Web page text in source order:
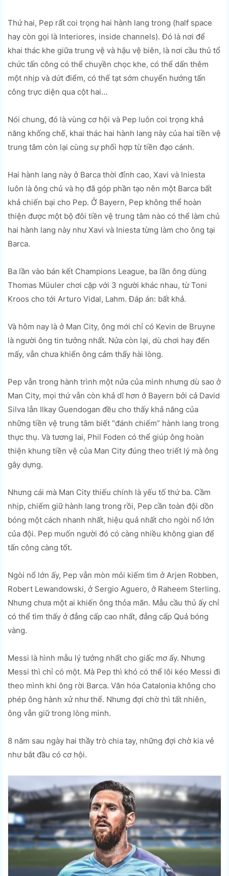
Thứ hai, Pep rất coi trọng hai hành lang trong (half space
hay còn gọi là Interiores, inside channels). Đó là nơi để
khai thác khe giữa trung vệ và hậu vệ biên, là nơi cầu thủ tổ
chức tấn công có thể chuyền chọc khe, có thể dấn thêm
một nhịp và dứt điểm, có thể tạt sớm chuyển hướng tấn
công trực diện qua cột hai…
Nói chung, đó là vùng cơ hội và Pep luôn coi trọng khả
năng khống chế, khai thác hai hành lang này của hai tiền vệ
trung tâm còn lại cùng sự phối hợp từ tiền đạo cánh.
Hai hành lang này ở Barca thời đỉnh cao, Xavi và Iniesta
luôn là ông chủ và họ đã góp phần tạo nên một Barca bất
khả chiến bại cho Pep. Ở Bayern, Pep không thể hoàn
thiện được một bộ đôi tiền vệ trung tâm nào có thể làm chủ
hai hành lang này như Xavi và Iniesta từng làm cho ông tại
Barca.
Ba lần vào bán kết Champions League, ba lần ông dùng
Thomas Müuler chơi cặp với 3 người khác nhau, từ Toni
Kroos cho tới Arturo Vidal, Lahm. Đáp án: bất khả.
Và hôm nay là ở Man City, ông mới chỉ có Kevin de Bruyne
là người ông tin tưởng nhất. Nửa còn lại, dù chơi hay đến
mấy, vẫn chưa khiến ông cảm thấy hài lòng.
Pep vẫn trong hành trình một nửa của mình nhưng dù sao ở
Man City, mọi thứ vẫn còn khả dĩ hơn ở Bayern bởi cả David
Silva lẫn Ilkay Guendogan đều cho thấy khả năng của
những tiền vệ trung tâm biết “đánh chiếm” hành lang trong
thực thụ. Và tương lai, Phil Foden có thể giúp ông hoàn
thiện khung tiền vệ của Man City đúng theo triết lý mà ông
gây dựng.
Nhưng cái mà Man City thiếu chính là yếu tố thứ ba. Cầm
nhịp, chiếm giữ hành lang trong rồi, Pep cần toàn đội dồn
bóng một cách nhanh nhất, hiệu quả nhất cho ngòi nổ lớn
của đội. Pep muốn người đó có càng nhiều không gian để
tấn công càng tốt.
Ngòi nổ lớn ấy, Pep vẫn mòn mỏi kiếm tìm ở Arjen Robben,
Robert Lewandowski, ở Sergio Aguero, ở Raheem Sterling.
Nhưng chưa một ai khiến ông thỏa mãn. Mẫu cầu thủ ấy chỉ
có thể tìm thấy ở đẳng cấp cao nhất, đẳng cấp Quả bóng
vàng.
Messi là hình mẫu lý tưởng nhất cho giấc mơ ấy. Nhưng
Messi thì chỉ có một. Mà Pep thì khó có thể lôi kéo Messi đi
theo mình khi ông rời Barca. Văn hóa Catalonia không cho
phép ông hành xử như thế. Nhưng đợi chờ thì tất nhiên,
ông vẫn giữ trong lòng mình.
8 năm sau ngày hai thầy trò chia tay, những đợi chờ kia vẻ
như bắt đầu có cơ hội.